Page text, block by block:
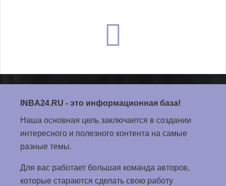
INBA24.RU - это информационная база!
Наша основная цель заключается в создании
интересного и полезного контента на самые
разные темы.
Для вас работает большая команда авторов,
которые стараются сделать свою работу